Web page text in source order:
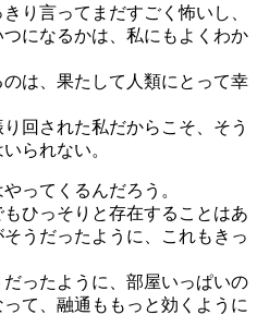
り言ってまだすごく怖いし、
になるかは、私にもよくわか
は、果たして人類にとって幸
回された私だからこそ、そう
られない。
ってくるんだろう。
ひっそりと存在することはあ
うだったように、これもきっ
ったように、部屋いっぱいの
て、融通ももっと効くように